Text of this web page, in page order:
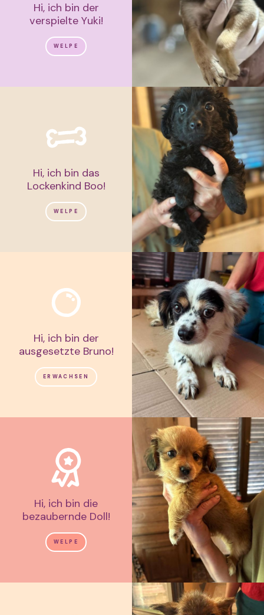
Hi, ich bin der
verspielte Yuki!
WELPE
Hi, ich bin das
Lockenkind Boo!
WELPE
Hi, ich bin der
ausgesetzte Bruno!
ERWACHSEN
Hi, ich bin die
bezaubernde Doll!
WELPE